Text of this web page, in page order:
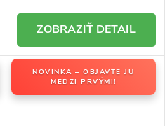
DETAIL
NOVINKA – OBJAVTE JU
MEDZI PRVÝMI!